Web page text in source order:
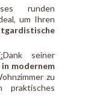
runden
um Ihren
Dank seiner
modernem
zu
praktisches